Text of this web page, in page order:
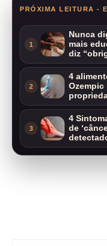
PRÓXIMA LEITURA -
1
Nunca
mais
diz
2
4
Ozempic
3
4
de